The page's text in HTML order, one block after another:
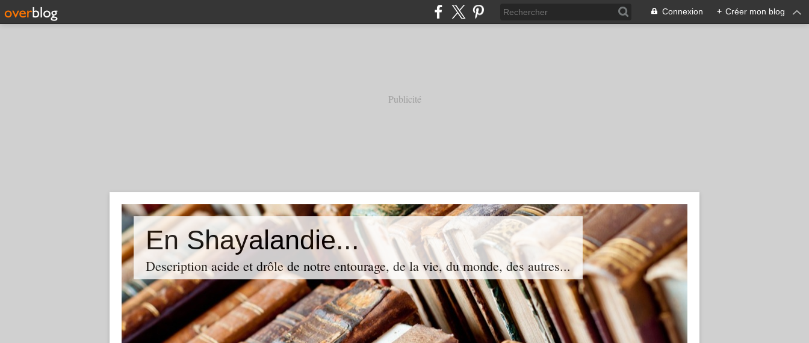
Connexion + Créer mon blog
Publicité
En Shayalandie...
Description acide et drôle de notre entourage, de la vie, du monde, des autres...